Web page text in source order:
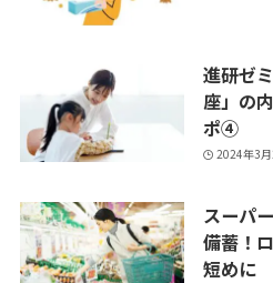
進研ゼ
座」の
ポ④
2024年3
スーパ
備蓄！
短めに